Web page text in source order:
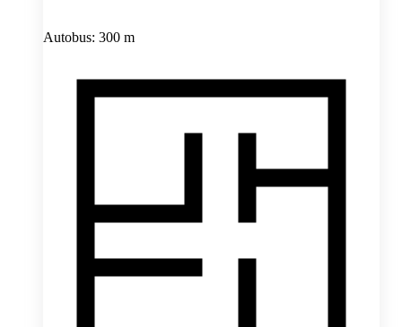
Autobus: 300 m